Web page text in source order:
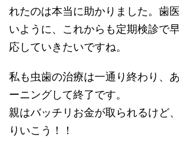
れたのは本当に助かりました。歯
いように、これからも定期検診で
応していきたいですね。
私も虫歯の治療は一通り終わり、
ーニングして終了です。
親はバッチリお金が取られるけど
りいこう！！